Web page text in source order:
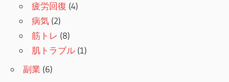
疲労回復 (4)
病気 (2)
筋トレ (8)
肌トラブル (1)
副業 (6)